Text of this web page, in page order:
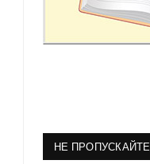
НЕ ПРОПУСКАЙТЕ